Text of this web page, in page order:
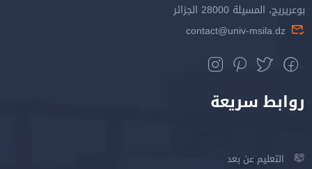
بوعريريج، المسيلة 28000 الجزائر
contact@univ-msila.dz
روابط سريعة
التعليم عن بعد